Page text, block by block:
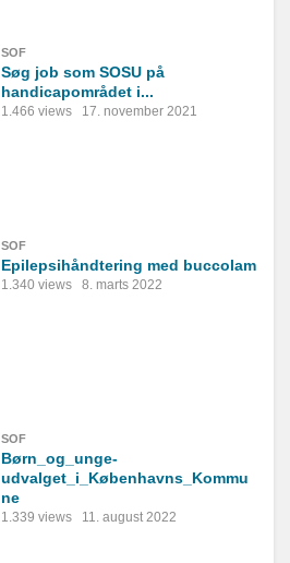
SOF
Søg job som SOSU på
handicapområdet i...
1.466 views 17. november 2021
SOF
Epilepsihåndtering med buccolam
1.340 views 8. marts 2022
SOF
Børn_og_unge-
udvalget_i_Københavns_Kommu
ne
1.339 views 11. august 2022